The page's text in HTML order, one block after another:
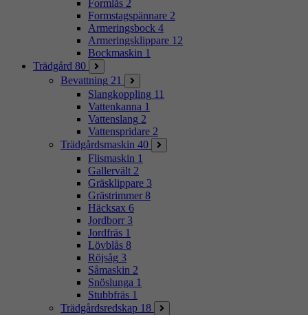
Formlås 2
Formstagspännare 2
Armeringsbock 4
Armeringsklippare 12
Bockmaskin 1
Trädgård 80
Bevattning 21
Slangkoppling 11
Vattenkanna 1
Vattenslang 2
Vattenspridare 2
Trädgårdsmaskin 40
Flismaskin 1
Gallervält 2
Gräsklippare 3
Grästrimmer 8
Häcksax 6
Jordborr 3
Jordfräs 1
Lövblås 8
Röjsåg 3
Såmaskin 2
Snöslunga 1
Stubbfräs 1
Trädgårdsredskap 18